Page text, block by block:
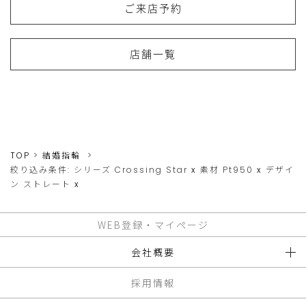
ご来店予約
店舗一覧
TOP
結婚指輪
絞り込み条件: シリーズ Crossing Star x 素材 Pt950 x デザイ
ン ストレート x
WEB登録・マイページ
会社概要
採用情報